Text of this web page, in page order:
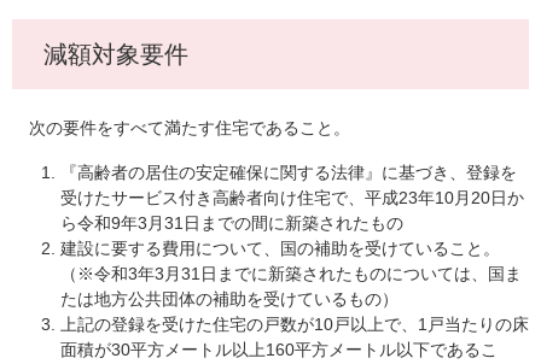
減額対象要件
次の要件をすべて満たす住宅であること。
『高齢者の居住の安定確保に関する法律』に基づき、登録を
受けたサービス付き高齢者向け住宅で、平成23年10月20日か
ら令和9年3月31日までの間に新築されたもの
建設に要する費用について、国の補助を受けていること。
（※令和3年3月31日までに新築されたものについては、国ま
たは地方公共団体の補助を受けているもの）
上記の登録を受けた住宅の戸数が10戸以上で、1戸当たりの床
面積が30平方メートル以上160平方メートル以下であるこ